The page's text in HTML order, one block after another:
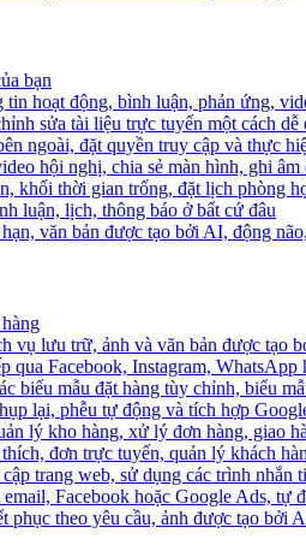
bạn
tin hoạt động, bình luận, phản ứng,
sửa tài liệu trực tuyến một cách
ngoài, đặt quyền truy cập và thực
hội nghị, chia sẻ màn hình, ghi
khối thời gian trống, đặt lịch phòng
luận, lịch, thông báo ở bất cứ đâu
văn bản được tạo bởi AI, động
vụ lưu trữ, ảnh và văn bản được tạo
qua Facebook, Instagram, WhatsApp
biểu mẫu đặt hàng tùy chỉnh, biểu
lại, phễu tự động và tích hợp
lý kho hàng, xử lý đơn hàng, giao
đơn trực tuyến, quản lý khách
trang web, sử dụng các trình nhắn
Facebook hoặc Google Ads, tự
phục theo yêu cầu, ảnh được tạo bởi